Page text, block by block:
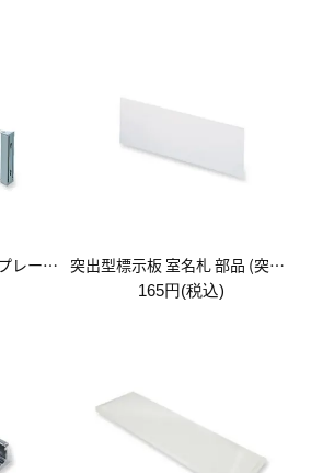
部署名 クラス名表示用プレート 突出型 突出型標示板 室名札 部品 (突出用型用中板)
165円(税込)